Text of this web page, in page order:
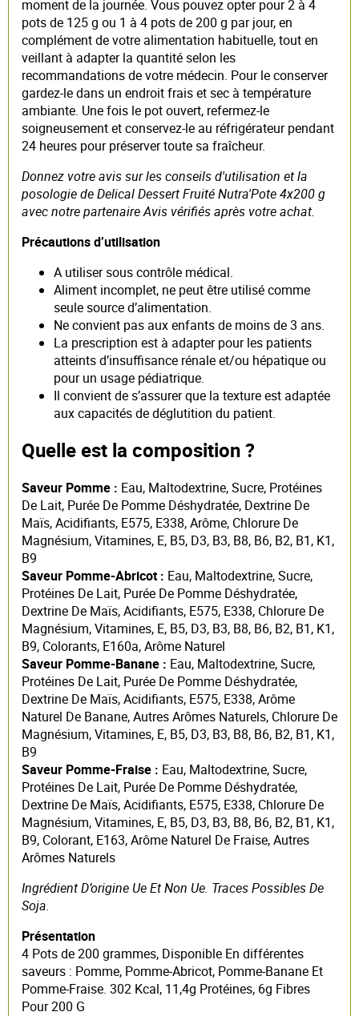
moment de la journée. Vous pouvez opter pour 2 à 4
pots de 125 g ou 1 à 4 pots de 200 g par jour, en
complément de votre alimentation habituelle, tout en
veillant à adapter la quantité selon les
recommandations de votre médecin. Pour le conserver
gardez-le dans un endroit frais et sec à température
ambiante. Une fois le pot ouvert, refermez-le
soigneusement et conservez-le au réfrigérateur pendant
24 heures pour préserver toute sa fraîcheur.
Donnez votre avis sur les conseils d'utilisation et la
posologie de Delical Dessert Fruité Nutra'Pote 4x200 g
avec notre partenaire Avis vérifiés après votre achat.
Précautions d’utilisation
A utiliser sous contrôle médical.
Aliment incomplet, ne peut être utilisé comme
seule source d’alimentation.
Ne convient pas aux enfants de moins de 3 ans.
La prescription est à adapter pour les patients
atteints d’insuffisance rénale et/ou hépatique ou
pour un usage pédiatrique.
Il convient de s’assurer que la texture est adaptée
aux capacités de déglutition du patient.
Quelle est la composition ?
Saveur Pomme : Eau, Maltodextrine, Sucre, Protéines
De Lait, Purée De Pomme Déshydratée, Dextrine De
Maïs, Acidifiants, E575, E338, Arôme, Chlorure De
Magnésium, Vitamines, E, B5, D3, B3, B8, B6, B2, B1, K1,
B9
Saveur Pomme-Abricot : Eau, Maltodextrine, Sucre,
Protéines De Lait, Purée De Pomme Déshydratée,
Dextrine De Maïs, Acidifiants, E575, E338, Chlorure De
Magnésium, Vitamines, E, B5, D3, B3, B8, B6, B2, B1, K1,
B9, Colorants, E160a, Arôme Naturel
Saveur Pomme-Banane : Eau, Maltodextrine, Sucre,
Protéines De Lait, Purée De Pomme Déshydratée,
Dextrine De Maïs, Acidifiants, E575, E338, Arôme
Naturel De Banane, Autres Arômes Naturels, Chlorure De
Magnésium, Vitamines, E, B5, D3, B3, B8, B6, B2, B1, K1,
B9
Saveur Pomme-Fraise : Eau, Maltodextrine, Sucre,
Protéines De Lait, Purée De Pomme Déshydratée,
Dextrine De Maïs, Acidifiants, E575, E338, Chlorure De
Magnésium, Vitamines, E, B5, D3, B3, B8, B6, B2, B1, K1,
B9, Colorant, E163, Arôme Naturel De Fraise, Autres
Arômes Naturels
Ingrédient D’origine Ue Et Non Ue. Traces Possibles De
Soja.
Présentation
4 Pots de 200 grammes, Disponible En différentes
saveurs : Pomme, Pomme-Abricot, Pomme-Banane Et
Pomme-Fraise. 302 Kcal, 11,4g Protéines, 6g Fibres
Pour 200 G